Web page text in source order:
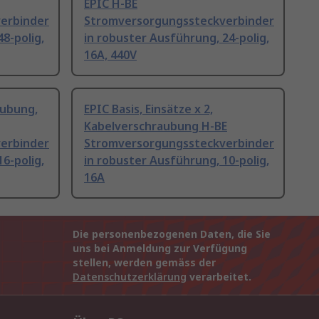
polig,
EPIC H-BE
Stromversorgungssteckverbinder
in robuster Ausführung, 24-polig,
16A, 440V
polig,
EPIC Basis, Einsätze x 2,
Kabelverschraubung H-BE
Stromversorgungssteckverbinder
in robuster Ausführung, 10-polig,
16A
Die personenbezogenen Daten, die Sie
uns bei Anmeldung zur Verfügung
stellen, werden gemäss der
Datenschutzerklärung verarbeitet.